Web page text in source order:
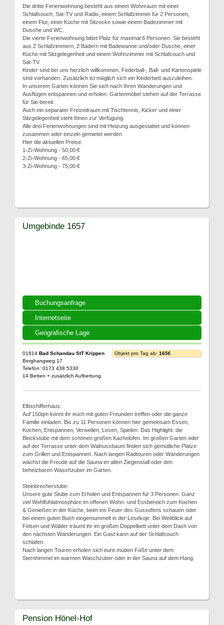
Die dritte Ferienwohnung besteht aus einem Wohnraum mit einer
Schlafcouch, Sat-TV und Radio, einem Schlafzimmer für 2 Personen,
einem Flur, einer Küche mit Sitzecke sowie einem Badezimmer mit
Dusche und WC.
Die vierte Ferienwohnung bittet Platz für maximal 6 Personen. Sie besteht
aus 2 Schlafzimmern, 2 Bädern mit Badewanne und/oder Dusche, einer
Küche mit Sitzgelegenheit und einem Wohnzimmer mit Schlafcouch und
Sat-TV.
Kinder sind bei uns herzlich willkommen. Federball-, Ball- und Kartenspiele
sind vorhanden. Zusätzlich ist möglich sich ein Kinderbett auszuleihen.
In unserem Garten können Sie sich nach Ihren Wanderungen und
Ausflügen entspannen und erholen. Gartenmöbel stehen auf der Terrasse
für Sie bereit.
Auch ein separater Freizeitraum mit Tischtennis, Kicker und einer
Sitzgelegenheit steht Ihnen zur Verfügung.
Alle drei Ferienwohnungen sind mit Heizung ausgestattet und können
zusammen oder einzeln gemietet werden
Hier die aktuellen Preise:
1-Zi-Wohnung - 50,00 €
2-Zi-Wohnung - 65,00 €
3-Zi-Wohnung - 75,00 €
Buchungsanfrage
Internetseite
Geografische Lage
Umgebinde 1657
01814 Bad Schandau StT Krippen
Berghangweg 17
Telefon: 0173 438 5330
14 Betten + zusätzlich Aufbettung
Objekt pro Tag ab: 165€
Elbschifferhaus:
Auf 150qm könnt ihr euch mit guten Freunden treffen oder die ganze
Familie einladen. Bis zu 11 Personen können hier gemeinsam Essen,
Kochen, Entspannen, Verweilen, Lesen, Spielen. Das Highlight: die
Blockstube mit dem schönen großen Kachelofen. Im großen Garten oder
auf der Terrasse unter dem Walnussbaum finden sich gemütliche Plätze
zum Grillen und Entspannen. Nach langen Radtouren oder Wanderungen
wächst die Freude auf die Sauna im alten Ziegenstall oder den
beheizbaren Waschzuber im Garten.
Steinbrecherstube:
Unsere gute Stube zum Erholen und Entspannen für 3 Personen. Ganz
viel Wohlfühlatmosphäre im offenen Wohn- und Essbereich zum Kochen
& Genießen in der Küche, beim ins Feuer des Gussofens schauen oder
bei einem guten Buch eingemummelt in der Lesekoje. Bei Weitblick auf
Felsen und Wälder träumt ihr im großen Doppelbett unter dem Dach von
den nächsten Wanderungen. Ein Gast kann auf der Schlafcouch
schlafen.
Nach langen Touren erholen sich eure müden Füße unter dem
Sternhimmel im warmen Waschzuber oder in der Sauna auf dem Hang.
Pension Hönel-Hof